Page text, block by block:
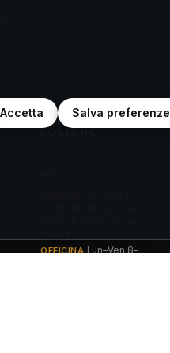
ORARI
OFFICINALun–Ven 8–
Accetta Salva preferenze